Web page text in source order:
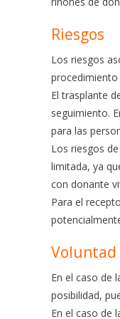
Riesgos
Los riesgos
procedimiento
El trasplante
seguimiento.
para las
Los riesgos
limitada, ya
con donante
Para el
Voluntad
En el caso de
posibilidad,
En el caso de